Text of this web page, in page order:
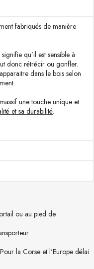
fabriqués de manière
qu’il est sensible à
donc rétrécir ou gonfler.
dans le bois selon
une touche unique et
et sa durabilité.
ou au pied de
la Corse et l'Europe délai